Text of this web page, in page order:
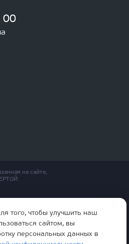
00
на сайте,
межкомнатных дверей
данных
данных
того, чтобы улучшить наш
сайтом, вы
персональных данных в